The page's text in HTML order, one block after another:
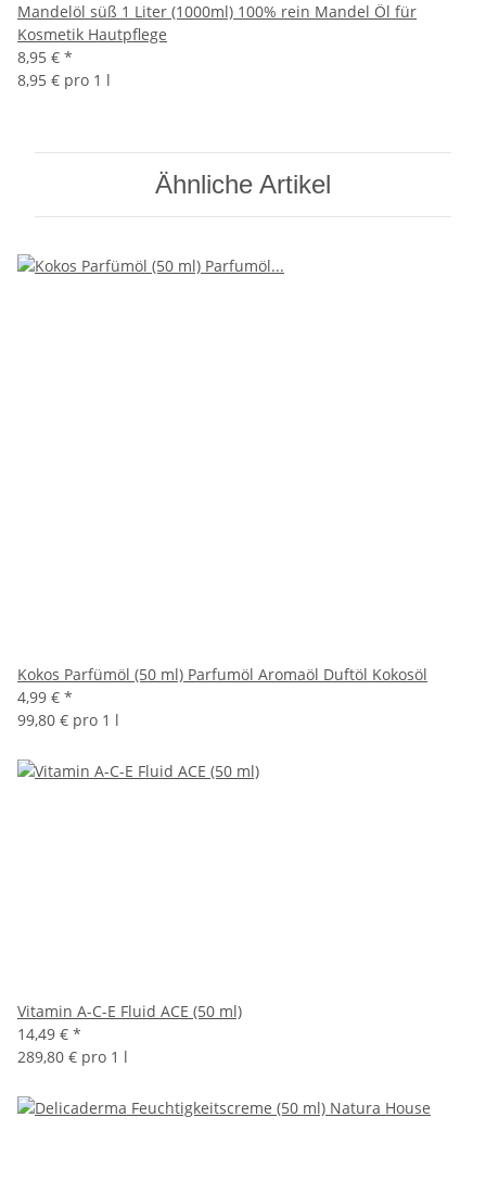
Mandelöl süß 1 Liter (1000ml) 100% rein Mandel Öl für
Kosmetik Hautpflege
8,95 € *
8,95 € pro 1 l
Ähnliche Artikel
Kokos Parfümöl (50 ml) Parfumöl Aromaöl Duftöl Kokosöl
4,99 € *
99,80 € pro 1 l
Vitamin A-C-E Fluid ACE (50 ml)
14,49 € *
289,80 € pro 1 l